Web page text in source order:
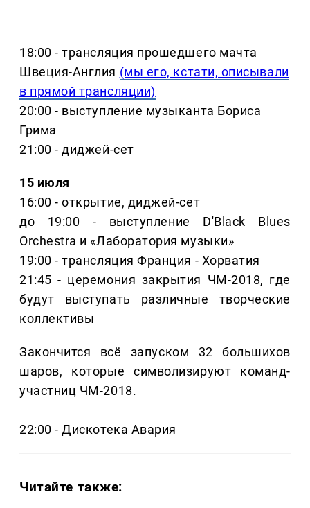
18:00 - трансляция прошедшего мачта
Швеция-Англия (мы его, кстати, описывали
в прямой трансляции)
20:00 - выступление музыканта Бориса
Грима
21:00 - диджей-сет
15 июля
16:00 - открытие, диджей-сет
до 19:00 - выступление D'Black Blues
Orchestra и «Лаборатория музыки»
19:00 - трансляция Франция - Хорватия
21:45 - церемония закрытия ЧМ-2018, где
будут выступать различные творческие
коллективы
Закончится всё запуском 32 большихов
шаров, которые символизируют команд-
участниц ЧМ-2018.
22:00 - Дискотека Авария
Читайте также: